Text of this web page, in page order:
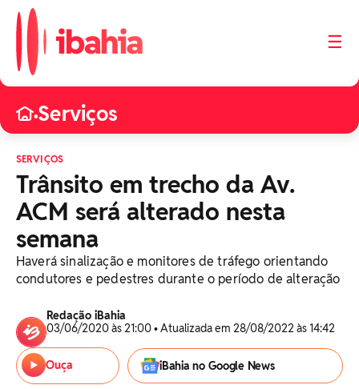
☰
•Serviços
SERVIÇOS
Trânsito em trecho da Av.
ACM será alterado nesta
semana
Haverá sinalização e monitores de tráfego orientando
condutores e pedestres durante o período de alteração
Redação iBahia
03/06/2020 às 21:00 • Atualizada em 28/08/2022 às 14:42
Ouça iBahia no Google News